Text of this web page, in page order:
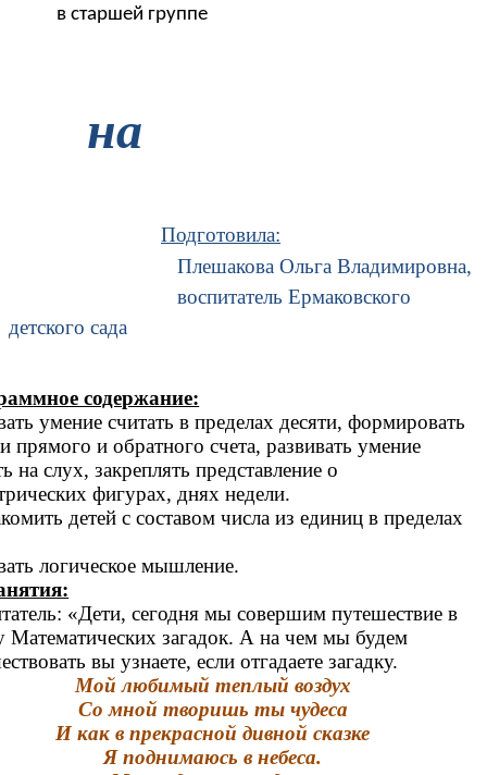
в старшей группе
на
Подготовила:
Плешакова Ольга Владимировна,
воспитатель Ермаковского
детского сада
содержание:
умение считать в пределах десяти, формировать
прямого и обратного счета, развивать умение
на слух, закреплять представление о
фигурах, днях недели.
детей с составом числа из единиц в пределах
логическое мышление.
«Дети, сегодня мы совершим путешествие в
Математических загадок. А на чем мы будем
вы узнаете, если отгадаете загадку.
Мой любимый теплый воздух
Со мной творишь ты чудеса
И как в прекрасной дивной сказке
Я поднимаюсь в небеса.